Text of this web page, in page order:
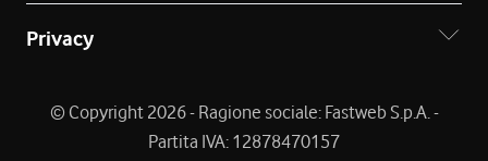
Privacy
© Copyright 2026 - Ragione sociale: Fastweb S.p.A. -
Partita IVA: 12878470157